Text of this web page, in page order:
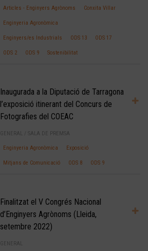
Articles - Enginyers Agrònoms Conxita Villar
Enginyeria Agronòmica
Enginyers/es Industrials ODS 13 ODS 17
ODS 2 ODS 9 Sostenibilitat
Inaugurada a la Diputació de Tarragona
l’exposició itinerant del Concurs de
Fotografies del COEAC
GENERAL SALA DE PREMSA
Enginyeria Agronòmica Exposició
Mitjans de Comunicació ODS 8 ODS 9
Finalitzat el V Congrés Nacional
d’Enginyers Agrònoms (Lleida,
setembre 2022)
GENERAL